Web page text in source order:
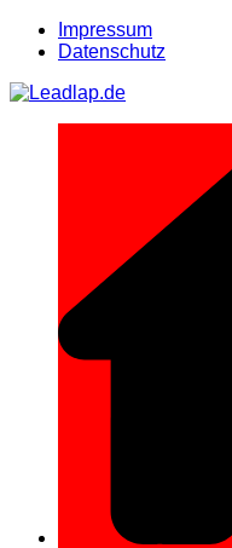
Zum
Inhalt
Impressum
Datenschutz